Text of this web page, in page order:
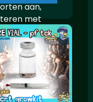
aan,
met
uw
voordelen
is
sporen